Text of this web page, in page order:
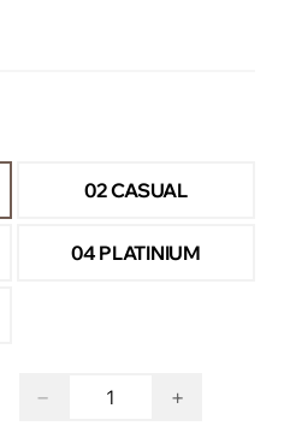
02 CASUAL
04 PLATINIUM
− +